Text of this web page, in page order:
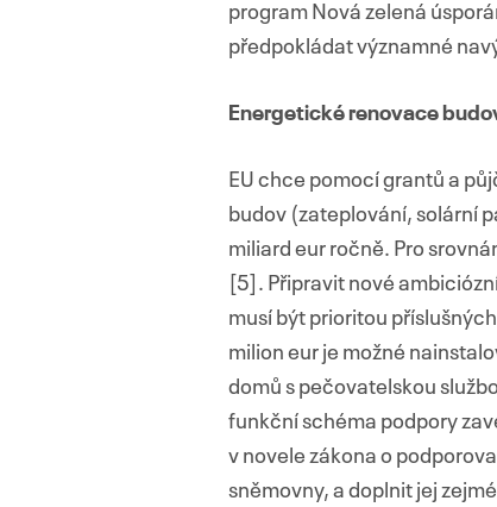
program Nová zelená
předpokládat významné
Energetické renovace
EU chce pomocí grantů a
budov (zateplování, solární
miliard eur ročně. Pro
[5]. Připravit nové
musí být prioritou
milion eur je možné
domů s pečovatelskou
funkční schéma podpory
v novele zákona o
sněmovny, a doplnit jej